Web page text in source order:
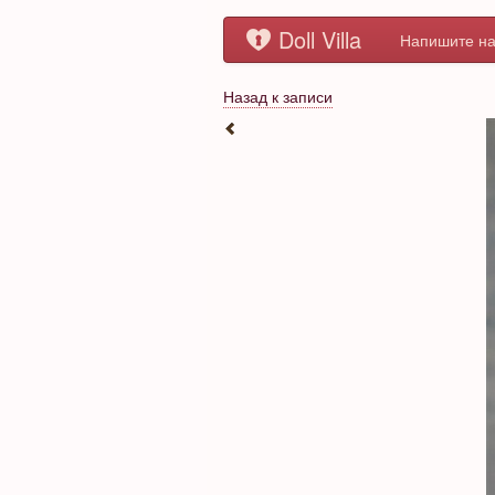
Doll Villa Напишите
Назад к записи